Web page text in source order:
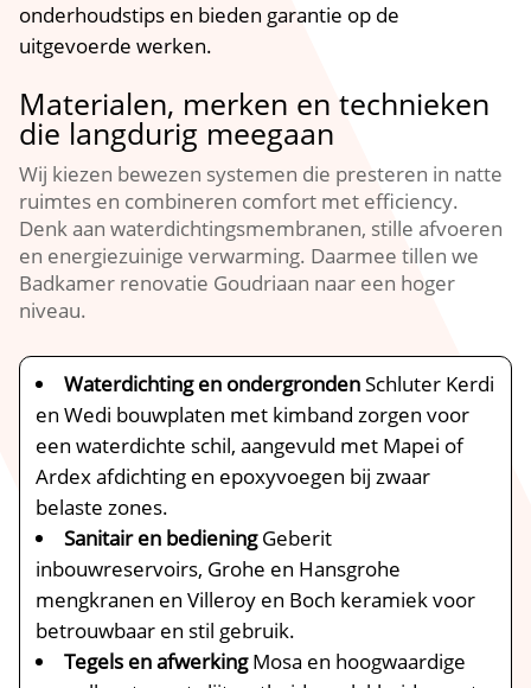
onderhoudstips en bieden garantie op de
uitgevoerde werken.​
Materialen, merken en technieken
die langdurig meegaan
Wij kiezen bewezen systemen die presteren in natte
ruimtes en combineren comfort met efficiency.​
Denk aan waterdichtingsmembranen, stille afvoeren
en energiezuinige verwarming.​ Daarmee tillen we
Badkamer renovatie Goudriaan naar een hoger
niveau.​
Waterdichting en ondergrondenSchluter Kerdi
en Wedi bouwplaten met kimband zorgen voor
een waterdichte schil, aangevuld met Mapei of
Ardex afdichting en epoxyvoegen bij zwaar
belaste zones.​
Sanitair en bedieningGeberit
inbouwreservoirs, Grohe en Hansgrohe
mengkranen en Villeroy en Boch keramiek voor
betrouwbaar en stil gebruik.​
Tegels en afwerkingMosa en hoogwaardige